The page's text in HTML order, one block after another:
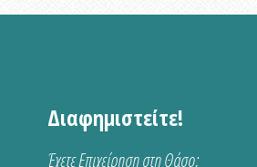
Διαφημιστείτε!
Έχετε Επιχείρηση στη Θάσο;